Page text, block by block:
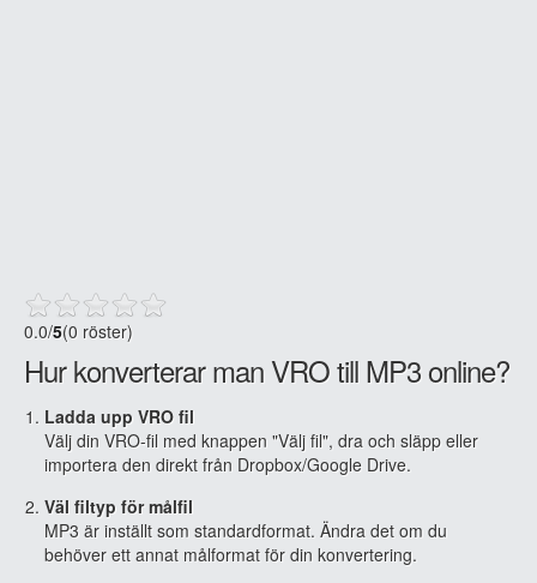
0.0/5(0 röster)
Hur konverterar man VRO till MP3 online?
Ladda upp VRO fil
Välj din VRO-fil med knappen "Välj fil", dra och släpp eller
importera den direkt från Dropbox/Google Drive.
Väl filtyp för målfil
MP3 är inställt som standardformat. Ändra det om du
behöver ett annat målformat för din konvertering.